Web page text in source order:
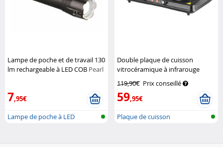
Lampe de poche et de travail 130
lm rechargeable à LED COB Pearl
7,95€
Lampe de poche à LED
Double plaque de cuisson
vitrocéramique à infrarouge
2000 W, Ø 16,4 & 18,8 cm
Rosenstein & Söhne
119,90€ Prix conseillé
59,95€
Plaque de cuisson